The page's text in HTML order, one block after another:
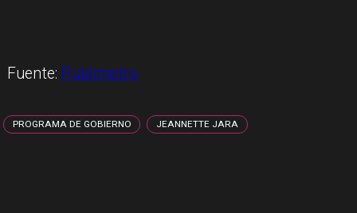
Fuente: Publimetro
PROGRAMA DE GOBIERNO JEANNETTE JARA